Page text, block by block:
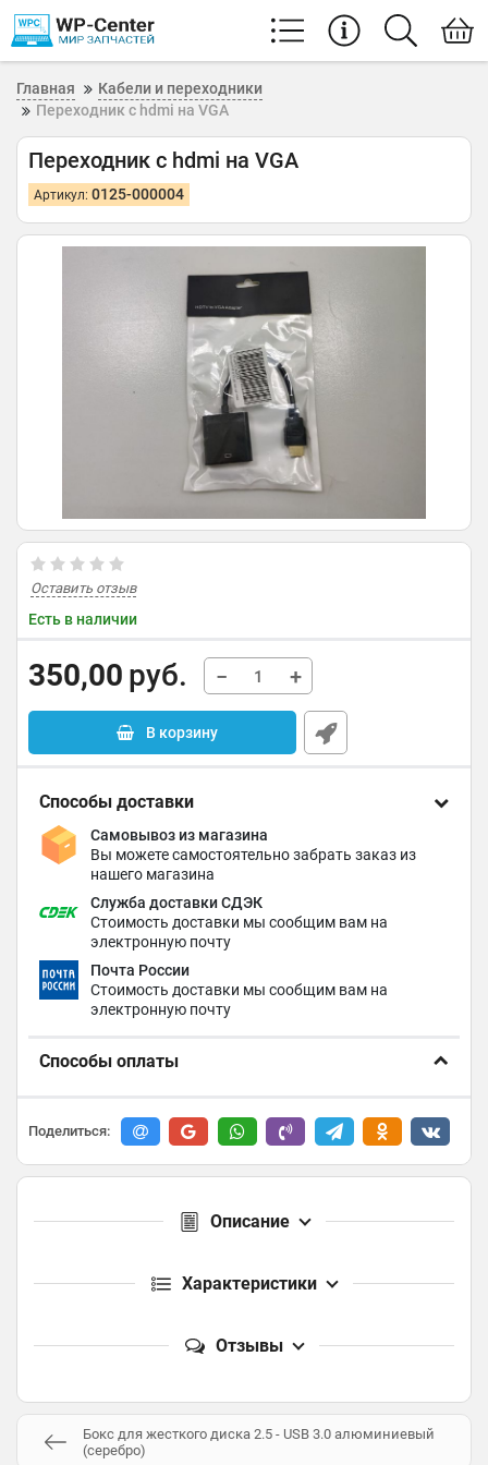
Главная
Кабели и переходники
Переходник с hdmi на VGA
Переходник с hdmi на VGA
Артикул: 0125-000004
Оставить отзыв
Есть в наличии
350,00 руб. − +
В корзину
Способы доставки
Самовывоз из магазина
Вы можете самостоятельно забрать заказ из
нашего магазина
Служба доставки СДЭК
Стоимость доставки мы сообщим вам на
электронную почту
Почта России
Стоимость доставки мы сообщим вам на
электронную почту
Способы оплаты
Поделиться:
Описание
Характеристики
Отзывы
Бокс для жесткого диска 2.5 - USB 3.0 алюминиевый
(серебро)